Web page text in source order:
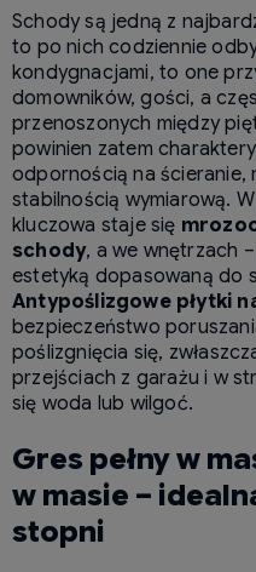
Schody są jedną z
to po nich codziennie
kondygnacjami, to one
domowników, gości, a
przenoszonych między
powinien zatem
odpornością na ścieranie,
stabilnością wymiarową.
kluczowa staje się
schody, a we wnętrzach
estetyką dopasowaną do
Antypoślizgowe płytki
bezpieczeństwo
poślizgnięcia się,
przejściach z garażu i w
się woda lub wilgoć.
Gres pełny w
w masie –
stopni